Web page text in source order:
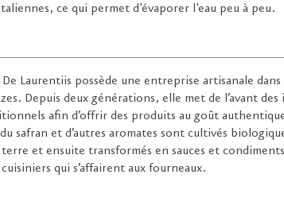
ce qui permet d'évaporer l'eau peu à peu.
De Laurentiis possède une entreprise artisanale
Depuis deux générations, elle met de l’avant
afin d’offrir des produits au goût
safran et d’autres aromates sont cultivés
et ensuite transformés en sauces et
qui s’affairent aux fourneaux.